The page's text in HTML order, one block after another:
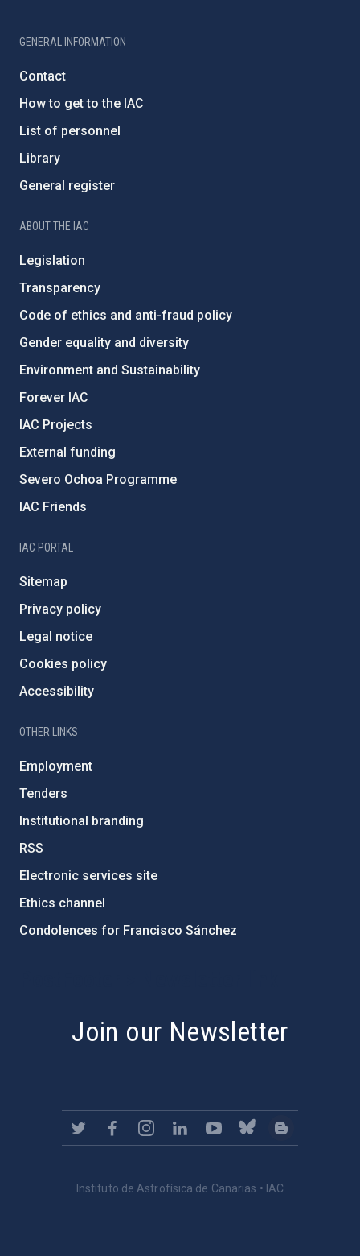
GENERAL INFORMATION
Contact
How to get to the IAC
List of personnel
Library
General register
ABOUT THE IAC
Legislation
Transparency
Code of ethics and anti-fraud policy
Gender equality and diversity
Environment and Sustainability
Forever IAC
IAC Projects
External funding
Severo Ochoa Programme
IAC Friends
IAC PORTAL
Sitemap
Privacy policy
Legal notice
Cookies policy
Accessibility
OTHER LINKS
Employment
Tenders
Institutional branding
RSS
Electronic services site
Ethics channel
Condolences for Francisco Sánchez
Join our Newsletter
Instituto de Astrofísica de Canarias • IAC